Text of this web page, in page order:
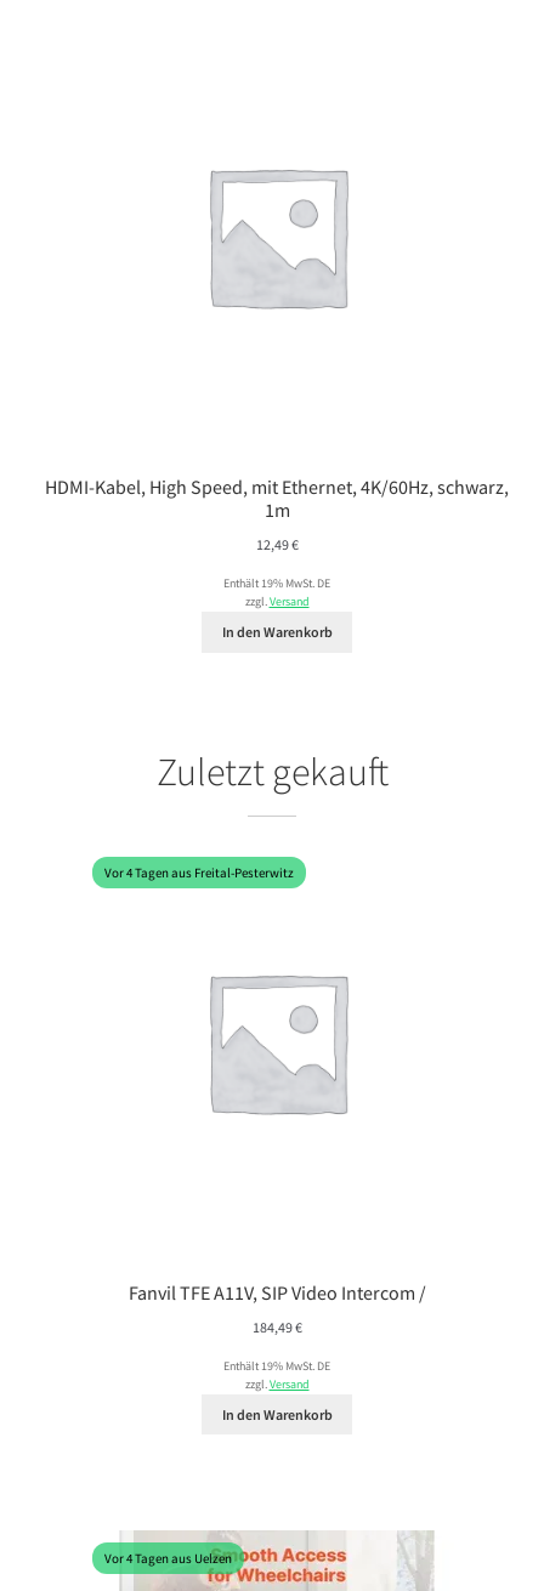
HDMI-Kabel, High Speed, mit Ethernet, 4K/60Hz, schwarz,
1m
12,49€
Enthält 19% MwSt. DE
zzgl.Versand
In den Warenkorb
Zuletzt gekauft
Vor 4 Tagen aus Freital-Pesterwitz
Fanvil TFE A11V, SIP Video Intercom /
184,49€
Enthält 19% MwSt. DE
zzgl.Versand
In den Warenkorb
Vor 4 Tagen aus Uelzen